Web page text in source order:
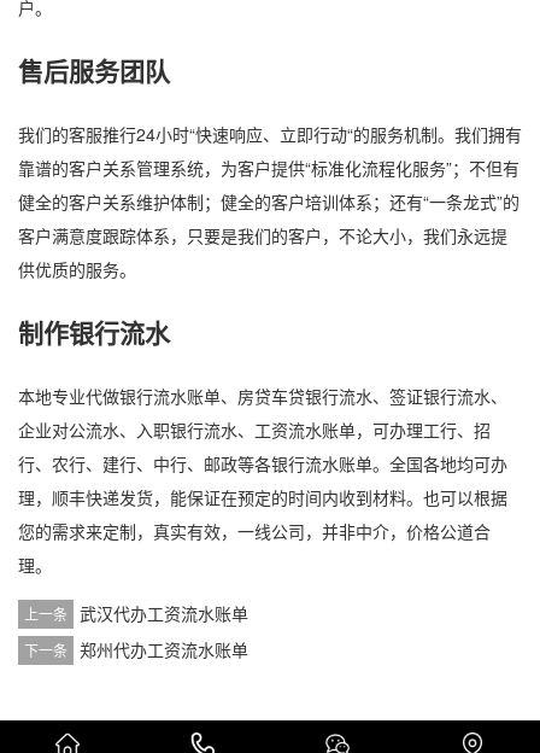
户。
售后服务团队
我们的客服推行24小时“快速响应、立即行动“的服务机制。我们拥有
靠谱的客户关系管理系统，为客户提供“标准化流程化服务”；不但有
健全的客户关系维护体制；健全的客户培训体系；还有“一条龙式”的
客户满意度跟踪体系，只要是我们的客户，不论大小，我们永远提
供优质的服务。
制作银行流水
本地专业代做银行流水账单、房贷车贷银行流水、签证银行流水、
企业对公流水、入职银行流水、工资流水账单，可办理工行、招
行、农行、建行、中行、邮政等各银行流水账单。全国各地均可办
理，顺丰快递发货，能保证在预定的时间内收到材料。也可以根据
您的需求来定制，真实有效，一线公司，并非中介，价格公道合
理。
上一条 武汉代办工资流水账单
下一条 郑州代办工资流水账单